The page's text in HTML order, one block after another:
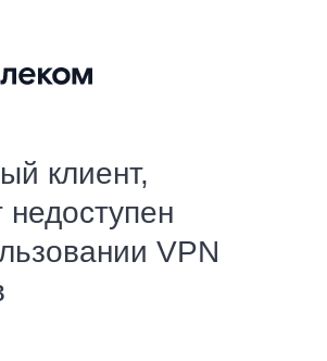
клиент,
VPN